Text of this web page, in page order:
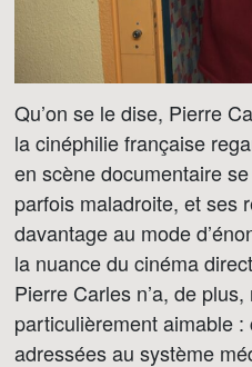
Qu’on se le dise, Pierre
la cinéphilie française
en scène documentaire
parfois maladroite, et ses
davantage au mode
la nuance du cinéma
Pierre Carles n’a, de
particulièrement aimable
adressées au système